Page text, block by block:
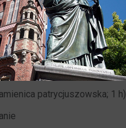
min.)
uczestnika
patrycjuszowska; 1 h)